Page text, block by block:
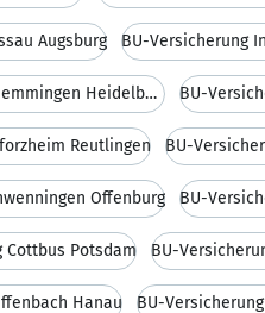
Augsburg BU-Versicherung
BU-Versicherung Landsberg Memmingen Heidelberg BU-
Reutlingen BU-
Offenburg BU-
Cottbus Potsdam BU-
Hanau BU-